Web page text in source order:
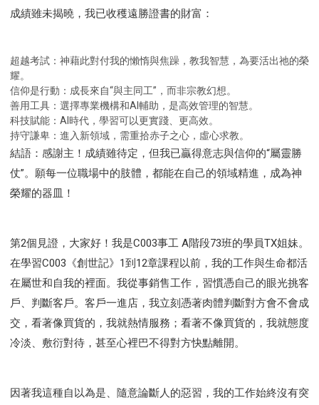
成績雖未揭曉，我已收穫遠勝證書的財富：
超越考試：神藉此對付我的懶惰與焦躁，教我智慧，為要活出祂的榮
耀。
信仰是行動：成長來自“與主同工”，而非宗教幻想。
善用工具：選擇專業機構和AI輔助，是高效管理的智慧。
科技賦能：AI時代，學習可以更實踐、更高效。
持守謙卑：進入新領域，需重拾赤子之心，虛心求教。
結語：感謝主！成績雖待定，但我已贏得意志與信仰的“屬靈勝
仗”。願每一位職場中的肢體，都能在自己的領域精進，成為神
榮耀的器皿！
第2個見證，大家好！我是C003事工 A階段73班的學員TX姐妹。
在學習C003《創世記》1到12章課程以前，我的工作與生命都活
在屬世和自我的裡面。我從事銷售工作，習慣憑自己的眼光挑客
戶、判斷客戶。客戶一進店，我立刻憑著肉體判斷對方會不會成
交，看著像買貨的，我就熱情服務；看著不像買貨的，我就態度
冷淡、敷衍對待，甚至心裡巴不得對方快點離開。
因著我這種自以為是、隨意論斷人的惡習，我的工作始終沒有突